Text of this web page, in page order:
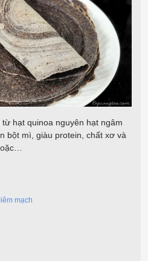
hạt quinoa nguyên hạt ngâm
bột mì, giàu protein, chất xơ và
mạch